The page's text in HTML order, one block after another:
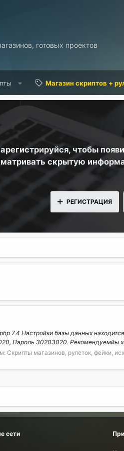
готовых проектов
Магазин скриптов +
чтобы
скрытую
РЕГИСТРАЦИЯ
7.4 Настройки базы данных
Пароль 30203020. Рекомендуемйы
Скрипты магазинов, рулеток, фейки,
сети